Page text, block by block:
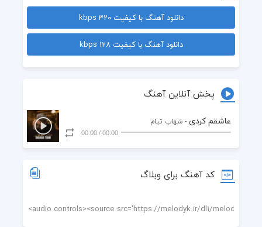
دانلود آهنگ با کیفیت 320 kbps
دانلود آهنگ با کیفیت 128 kbps
پخش آنلاین آهنگ
عاشقم کردی - شهاب تیام
00:00
/
00:00
کد آهنگ برای وبلاگ